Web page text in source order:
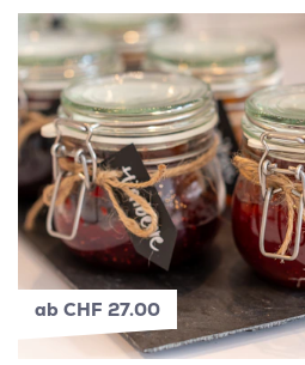
ab CHF 27.00